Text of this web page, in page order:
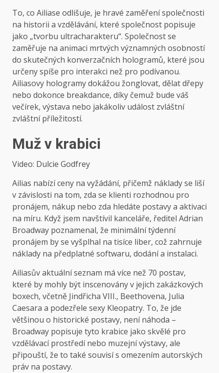
To, co Ailiase odlišuje, je hravé zaměření společnosti
na historii a vzdělávání, které společnost popisuje
jako „tvorbu ultracharakteru“. Společnost se
zaměřuje na animaci mrtvých významných osobností
do skutečných konverzačních hologramů, které jsou
určeny spíše pro interakci než pro podívanou.
Ailiasovy hologramy dokážou žonglovat, dělat dřepy
nebo dokonce breakdance, díky čemuž bude váš
večírek, výstava nebo jakákoliv událost zvláštní
zvláštní příležitostí.
Muž v krabici
Video: Dulcie Godfrey
Ailias nabízí ceny na vyžádání, přičemž náklady se liší
v závislosti na tom, zda se klienti rozhodnou pro
pronájem, nákup nebo zda hledáte postavy a aktivaci
na míru. Když jsem navštívil kanceláře, ředitel Adrian
Broadway poznamenal, že minimální týdenní
pronájem by se vyšplhal na tisíce liber, což zahrnuje
náklady na předplatné softwaru, dodání a instalaci.
Ailiasův aktuální seznam má více než 70 postav,
které by mohly být inscenovány v jejich zakázkových
boxech, včetně Jindřicha VIII., Beethovena, Julia
Caesara a podezřele sexy Kleopatry. To, že jde
většinou o historické postavy, není náhoda –
Broadway popisuje tyto krabice jako skvělé pro
vzdělávací prostředí nebo muzejní výstavy, ale
připouští, že to také souvisí s omezením autorských
práv na postavy.